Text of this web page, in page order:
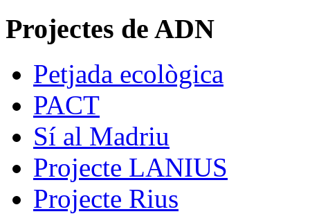
Projectes de ADN
Petjada ecològica
PACT
Sí al Madriu
Projecte LANIUS
Projecte Rius